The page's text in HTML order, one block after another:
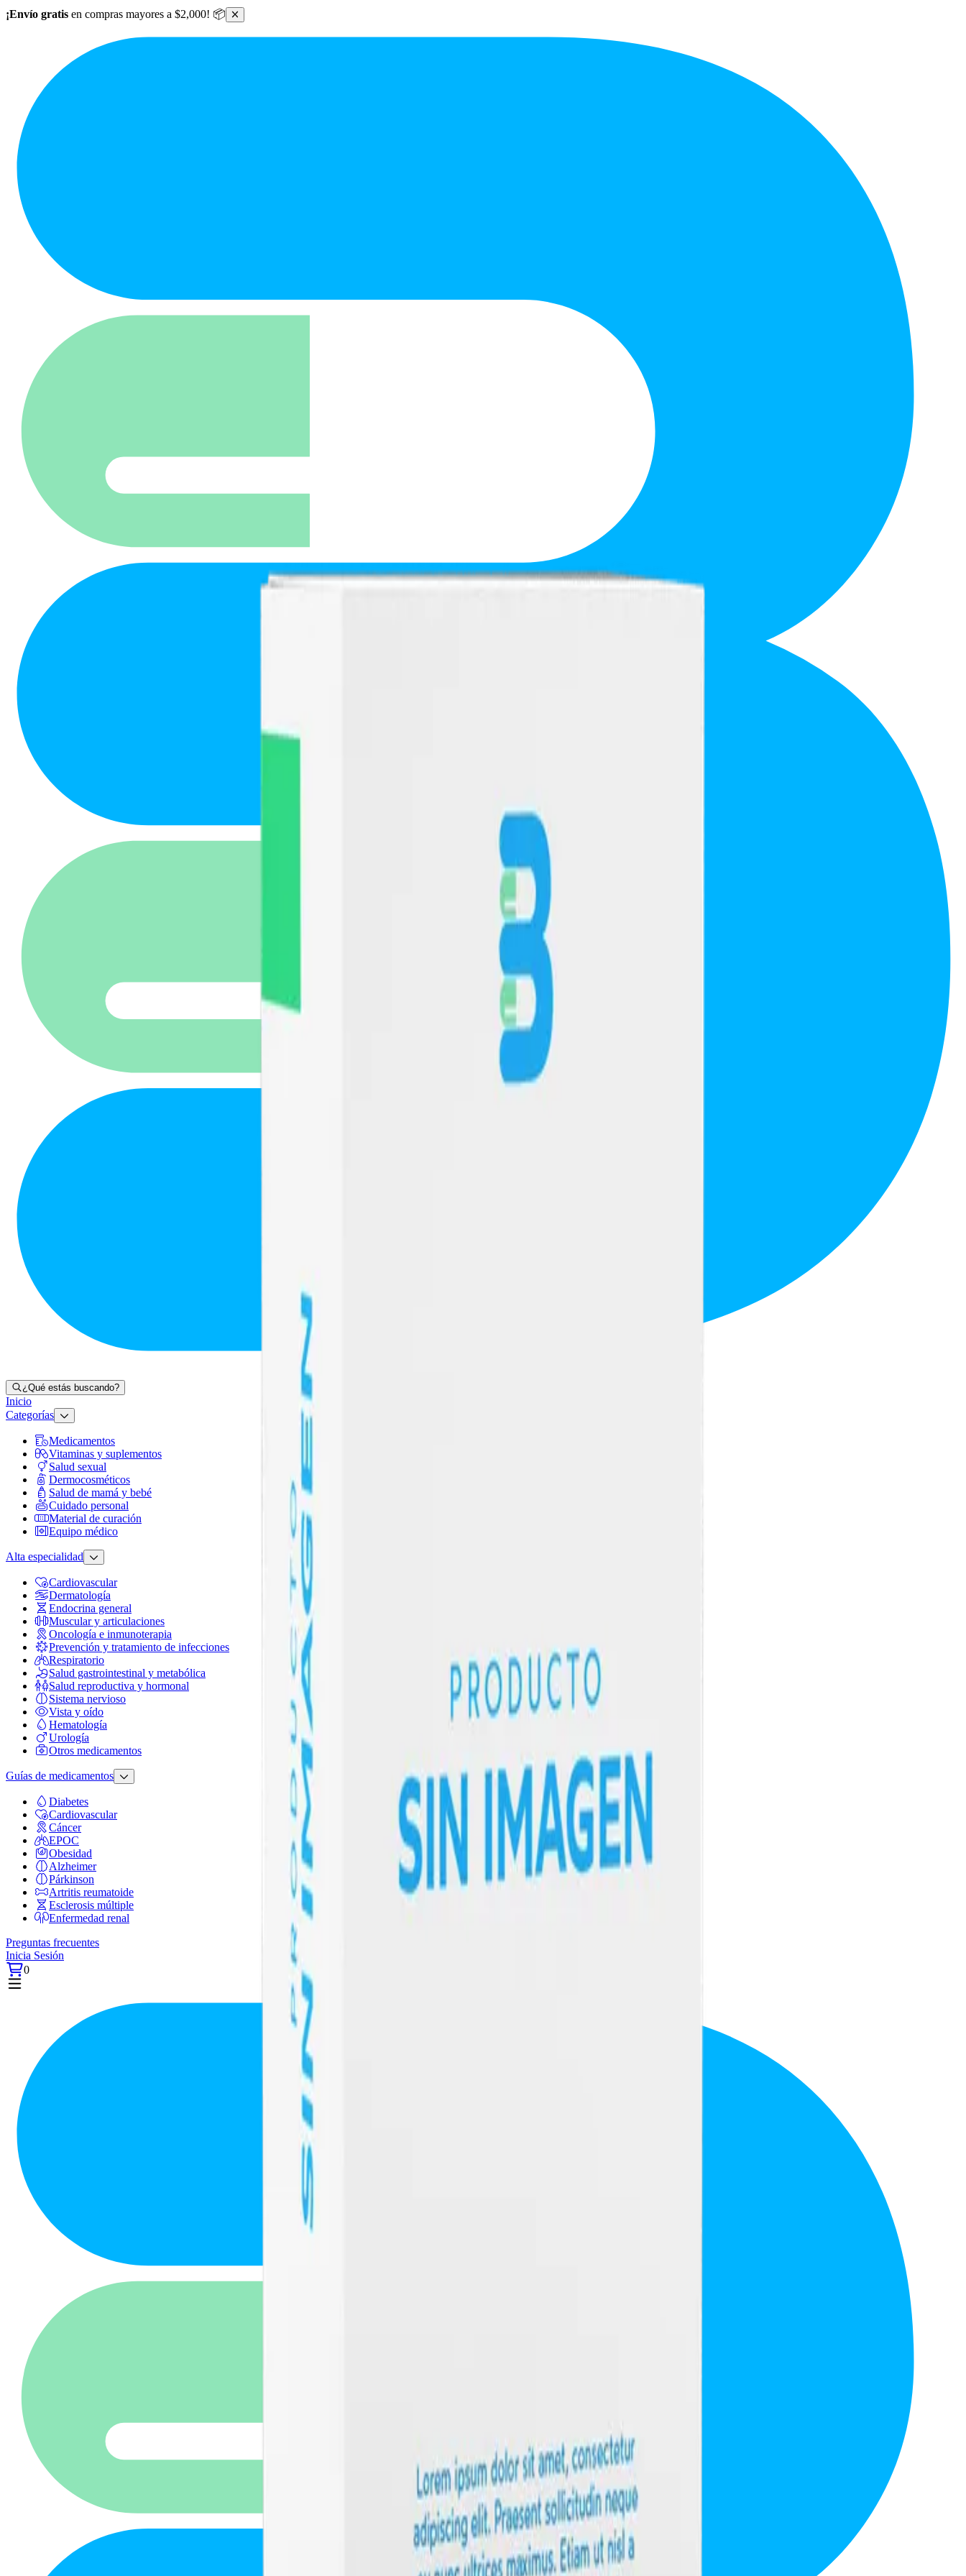
Ir al contenido principal
¡Envío gratis en compras mayores a $2,000! 📦
¿Qué estás buscando?
Inicio
Categorías
Medicamentos
Vitaminas y suplementos
Salud sexual
Dermocosméticos
Salud de mamá y bebé
Cuidado personal
Material de curación
Equipo médico
Alta especialidad
Cardiovascular
Dermatología
Endocrina general
Muscular y articulaciones
Oncología e inmunoterapia
Prevención y tratamiento de infecciones
Respiratorio
Salud gastrointestinal y metabólica
Salud reproductiva y hormonal
Sistema nervioso
Vista y oído
Hematología
Urología
Otros medicamentos
Guías de medicamentos
Diabetes
Cardiovascular
Cáncer
EPOC
Obesidad
Alzheimer
Párkinson
Artritis reumatoide
Esclerosis múltiple
Enfermedad renal
Preguntas frecuentes
Inicia Sesión
0